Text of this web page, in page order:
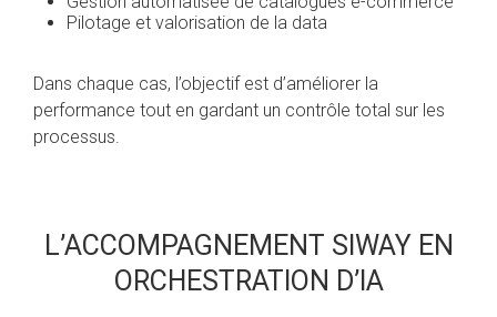
Pilotage et valorisation de la data
Dans chaque cas, l’objectif est d’améliorer la
performance tout en gardant un contrôle total sur les
processus.
L’ACCOMPAGNEMENT SIWAY EN
ORCHESTRATION D’IA